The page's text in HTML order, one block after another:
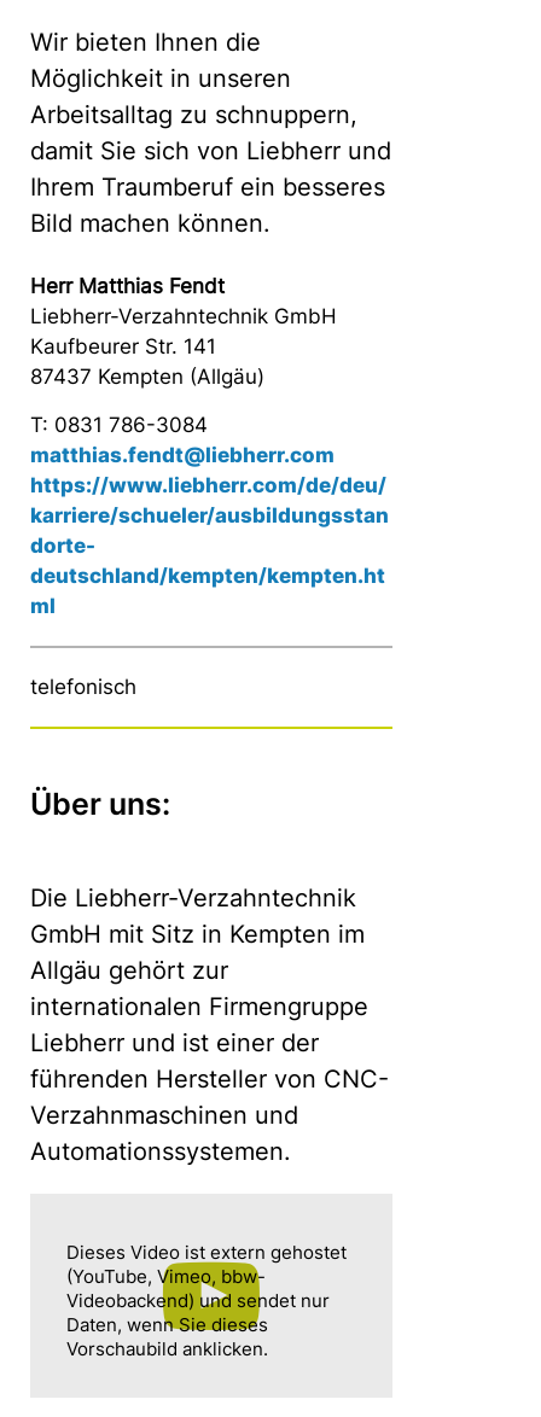
Wir bieten Ihnen die
Möglichkeit in unseren
Arbeitsalltag zu schnuppern,
damit Sie sich von Liebherr und
Ihrem Traumberuf ein besseres
Bild machen können.
Herr Matthias Fendt
Liebherr-Verzahntechnik GmbH
Kaufbeurer Str. 141
87437 Kempten (Allgäu)
T: 0831 786-3084
matthias.fendt@liebherr.com
https://www.liebherr.com/de/deu/
karriere/schueler/ausbildungsstan
dorte-
deutschland/kempten/kempten.ht
ml
telefonisch
Über uns:
Die Liebherr-Verzahntechnik
GmbH mit Sitz in Kempten im
Allgäu gehört zur
internationalen Firmengruppe
Liebherr und ist einer der
führenden Hersteller von CNC-
Verzahnmaschinen und
Automationssystemen.
Dieses Video ist extern gehostet
(YouTube, Vimeo, bbw-
Videobackend) und sendet nur
Daten, wenn Sie dieses
Vorschaubild anklicken.